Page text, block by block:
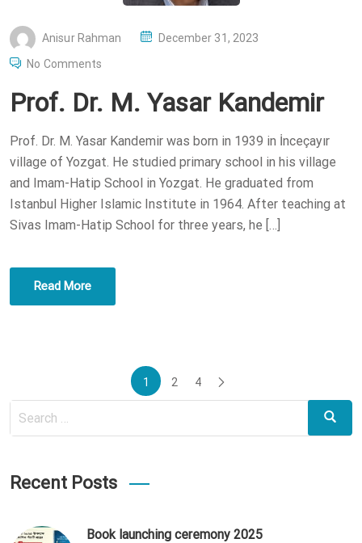
Anisur Rahman
P
T
D
O
N
December 31, 2023
No Comments
Prof. Dr. M. Yasar Kandemir
Prof. Dr. M. Yasar Kandemir was born in 1939 in İnceçayır
village of Yozgat. He studied primary school in his village
and Imam-Hatip School in Yozgat. He graduated from
Istanbul Higher Islamic Institute in 1964. After teaching at
Sivas Imam-Hatip School for three years, he […]
Read More
pagination
1 2 4
Search
Search
Recent Posts
Book launching ceremony 2025